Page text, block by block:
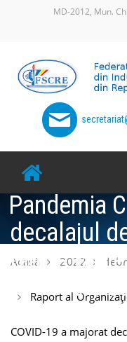
MD-2012, Mun.
Raport
Pandemia
decalajul
dintre țările
cele
Acasă 2022
Raport al
COVID-19 a majorat